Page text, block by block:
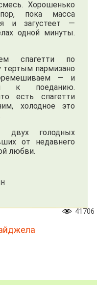
Хорошенько
пока масса
и загустеет —
одной минуты.
спагетти по
тeртым пармизано
— и
к поеданию.
есть спагетти
холодное это
голодных
от недавнего
любви.
41706